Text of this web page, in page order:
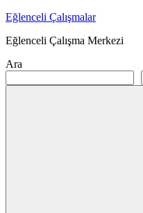
Skip
content
Eğlenceli Çalışmalar
Eğlenceli Çalışma Merkezi
Ara